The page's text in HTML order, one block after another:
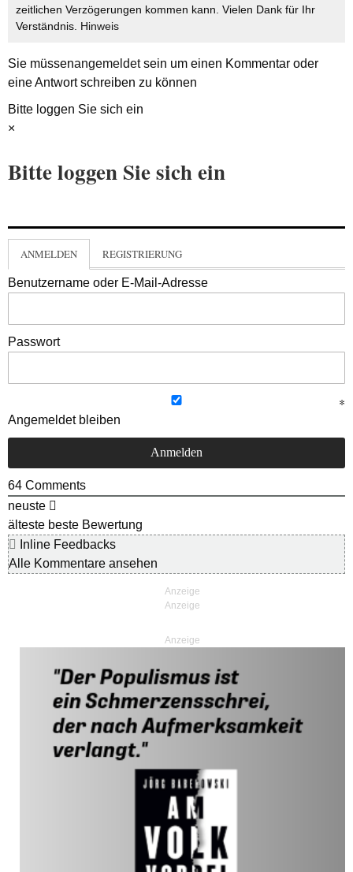
zeitlichen Verzögerungen kommen kann. Vielen Dank für Ihr
Verständnis. Hinweis
Sie müssenangemeldetsein um einen Kommentar oder
eine Antwort schreiben zu können
Bitte loggen Sie sich ein
×
Bitte loggen Sie sich ein
ANMELDEN REGISTRIERUNG
Benutzername oder E-Mail-Adresse
Passwort
Angemeldet bleiben
64 Comments
neuste
älteste beste Bewertung
Inline Feedbacks
Alle Kommentare ansehen
Anzeige